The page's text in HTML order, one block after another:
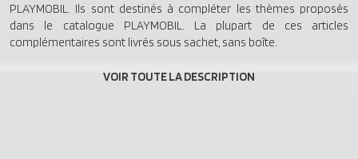
PLAYMOBIL. Ils sont destinés à compléter les thèmes proposés
dans le catalogue PLAYMOBIL. La plupart de ces articles
complémentaires sont livrés sous sachet, sans boîte.